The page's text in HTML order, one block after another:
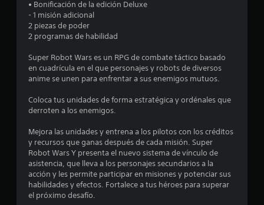
e
s
t
r
e
l
l
• Bonificación de la edición Deluxe
- 1 misión adicional
2 piezas de poder
2 programas de habilidad
Super Robot Wars es un RPG de combate táctico basado
en cuadrícula en el que personajes y robots de diversos
anime se unen para enfrentar a sus enemigos mutuos.
Coloca tus unidades de forma estratégica y ordénales que
derroten a los enemigos.
Mejora las unidades y entrena a los pilotos con los créditos
y recursos que ganas después de cada misión. Super
Robot Wars Y presenta el nuevo sistema de vínculo de
asistencia, que lleva a los personajes secundarios a la
acción y les permite participar en misiones y potenciar sus
habilidades y efectos. Fortalece a tus héroes para superar
el próximo desafío.